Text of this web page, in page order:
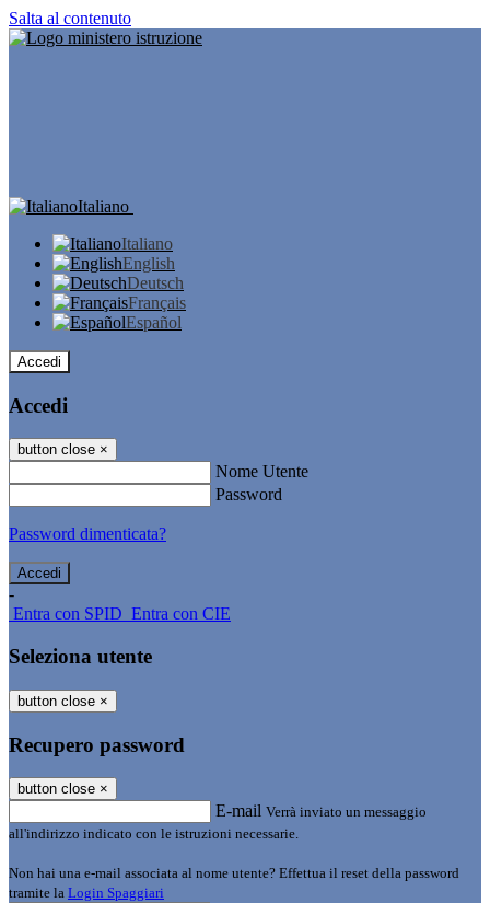
Salta al contenuto
Italiano
Italiano
English
Deutsch
Français
Español
Accedi
Accedi
button close ×
Nome Utente
Password
Password dimenticata?
-
Entra con SPID Entra con CIE
Seleziona utente
button close ×
Recupero password
button close ×
E-mail Verrà inviato un messaggio
all'indirizzo indicato con le istruzioni necessarie.
Non hai una e-mail associata al nome utente? Effettua il reset della password
tramite la Login Spaggiari